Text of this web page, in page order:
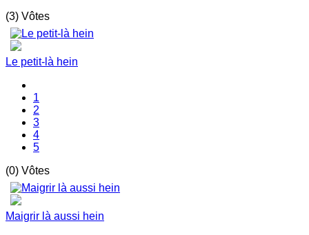
(3) Vôtes
Le petit-là hein
1
2
3
4
5
(0) Vôtes
Maigrir là aussi hein